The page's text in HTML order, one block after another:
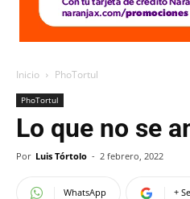
Inicio PhoTortul
PhoTortul
Lo que no se
Por Luis Tórtolo - 2 febrero, 2022
WhatsApp +